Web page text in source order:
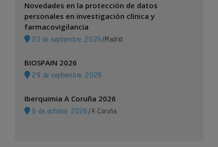
Novedades en la protección de datos
personales en investigación clínica y
farmacovigilancia
23 de septiembre, 2026 / Madrid
BIOSPAIN 2026
29 de septiembre, 2026
Iberquimia A Coruña 2026
6 de octubre, 2026 /A Coruña